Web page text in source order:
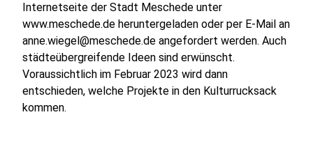
Internetseite der Stadt Meschede unter
www.meschede.de heruntergeladen oder per E-Mail an
anne.wiegel@meschede.de angefordert werden. Auch
städteübergreifende Ideen sind erwünscht.
Voraussichtlich im Februar 2023 wird dann
entschieden, welche Projekte in den Kulturrucksack
kommen.